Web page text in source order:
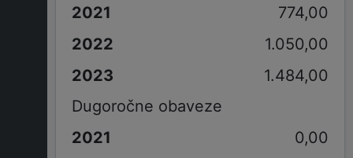
774,00
1.050,00
1.484,00
Dugoročne obaveze
0,00